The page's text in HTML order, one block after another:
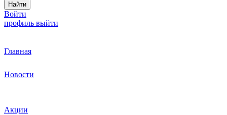
Найти
Войти
профиль выйти
Главная
Новости
Акции